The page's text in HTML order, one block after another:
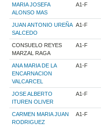
MARIA JOSEFA
ALONSO MAS
A1-F
JUAN ANTONIO UREÑA
SALCEDO
A1-F
CONSUELO REYES
MARZAL RAGA
A1-F
ANA MARIA DE LA
ENCARNACION
VALCARCEL
A1-F
JOSE ALBERTO
ITUREN OLIVER
A1-F
CARMEN MARIA JUAN
RODRIGUEZ
A1-F